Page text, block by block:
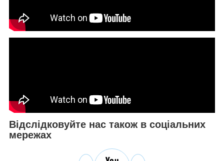
Відслідковуйте нас також в соціальних
мережах